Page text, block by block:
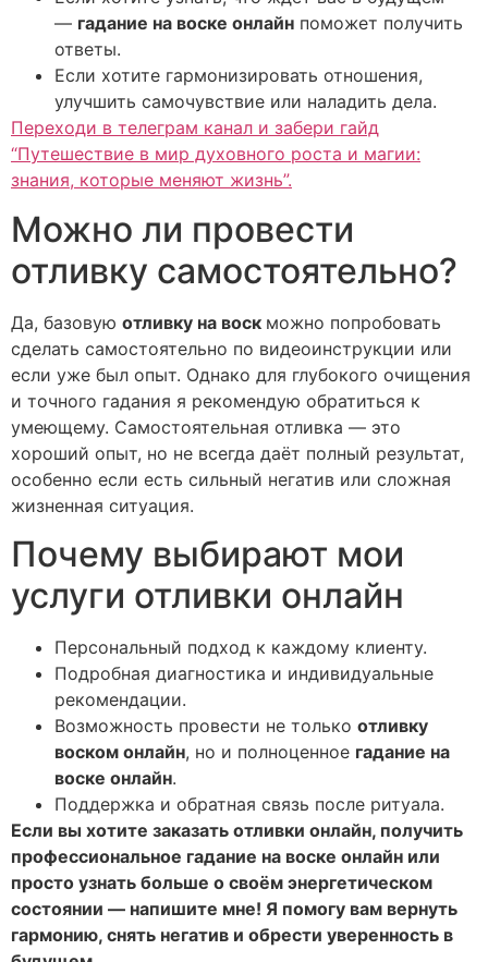
— гадание на воске онлайн поможет получить
ответы.
Если хотите гармонизировать отношения,
улучшить самочувствие или наладить дела.
Переходи в телеграм канал и забери гайд
“Путешествие в мир духовного роста и магии:
знания, которые меняют жизнь”.
Можно ли провести
отливку самостоятельно?
Да, базовую отливку на воск можно попробовать
сделать самостоятельно по видеоинструкции или
если уже был опыт. Однако для глубокого очищения
и точного гадания я рекомендую обратиться к
умеющему. Самостоятельная отливка — это
хороший опыт, но не всегда даёт полный результат,
особенно если есть сильный негатив или сложная
жизненная ситуация.
Почему выбирают мои
услуги отливки онлайн
Персональный подход к каждому клиенту.
Подробная диагностика и индивидуальные
рекомендации.
Возможность провести не только отливку
воском онлайн, но и полноценное гадание на
воске онлайн.
Поддержка и обратная связь после ритуала.
Если вы хотите заказать отливки онлайн, получить
профессиональное гадание на воске онлайн или
просто узнать больше о своём энергетическом
состоянии — напишите мне! Я помогу вам вернуть
гармонию, снять негатив и обрести уверенность в